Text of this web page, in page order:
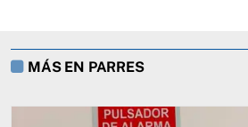
MÁS EN PARRES